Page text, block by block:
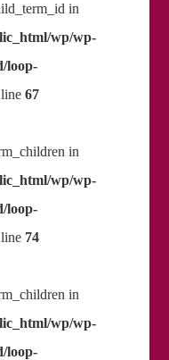
in
wp/wp-
loop-
67
in
wp/wp-
loop-
74
in
wp/wp-
loop-